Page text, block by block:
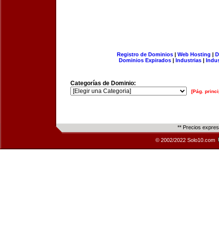
Registro de Dominios| Web Hosting |
Dominios Expirados | Industrias |
Categorías de Dominio:
[Pág.
** Precios
© 2002/2022 Solo10.com